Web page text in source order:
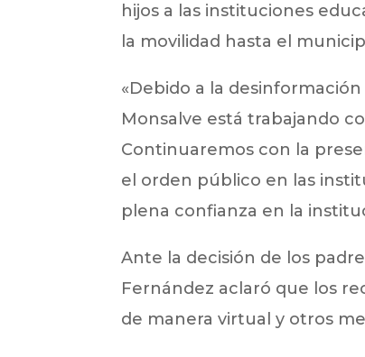
hijos a las instituciones
la movilidad hasta el
«Debido a la
Monsalve está trabajando
Continuaremos con la
el orden público en las
plena confianza en la
Ante la decisión de los
Fernández aclaró que los
de manera virtual y otros